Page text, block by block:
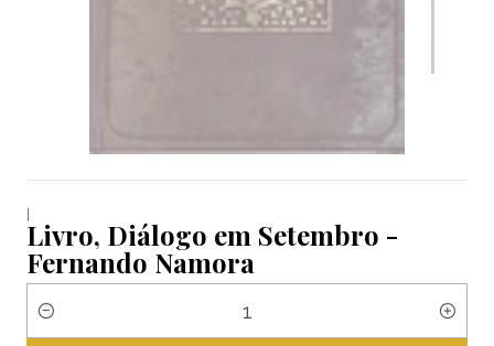
|
Livro, Diálogo em Setembro -
Fernando Namora
Quantity